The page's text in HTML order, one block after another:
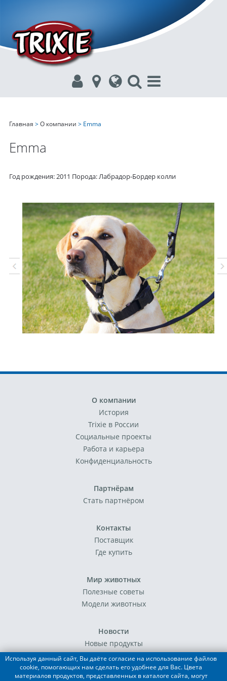
Главная >О компании > Emma
Emma
Год рождения: 2011 Порода: Лабрадор-Бордер колли
О компании
История
Trixie в России
Социальные проекты
Работа и карьера
Конфиденциальность
Партнёрам
Стать партнёром
Контакты
Поставщик
Где купить
Мир животных
Полезные советы
Модели животных
Новости
Новые продукты
События
Используя данный сайт, Вы даёте согласие на использование файлов
cookie, помогающих нам сделать его удобнее для Вас. Цвета
материалов продуктов, представленных в каталоге сайта, могут